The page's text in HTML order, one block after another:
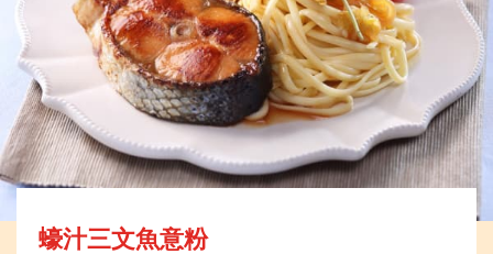
蠔汁三文魚意粉